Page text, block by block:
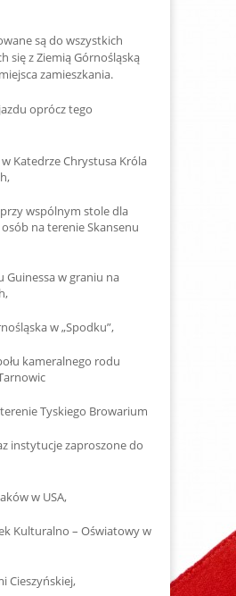
są do wszystkich
się z Ziemią Górnośląską
zamieszkania.
oprócz tego
Katedrze Chrystusa Króla
wspólnym stole dla
na terenie Skansenu
Guinessa w graniu na
w „Spodku”,
kameralnego rodu
Tyskiego Browarium
instytucje zaproszone do
w USA,
Kulturalno – Oświatowy w
Cieszyńskiej,